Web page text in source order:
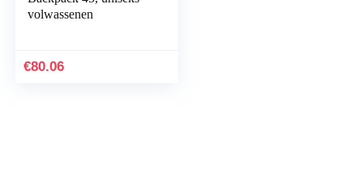
volwassenen
€80.06